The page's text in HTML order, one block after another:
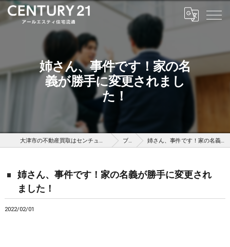
姉さん、事件です！家の名
義が勝手に変更されまし
た！
大津市の不動産買取はセンチュリー21アールエスティ住宅流通 ブログ 姉さん、事件です！家の名義が勝手に変更されました！
姉さん、事件です！家の名義が勝手に変更され
ました！
2022/02/01